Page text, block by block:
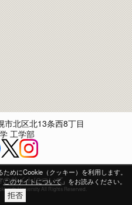
市北区北13条西8丁目
工学部
University All Rights Reserved.
のサイトについて
めにCookie（クッキー）を利用します。
このサイトについて」をお読みください。
拒否